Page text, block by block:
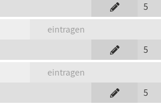
5
eintragen
5
eintragen
5